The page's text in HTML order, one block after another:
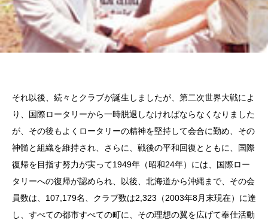
それ以後、続々とクラブが誕生しましたが、第二次世界大戦によ
り、国際ロータリーから一時脱退しなければならなくなりました
が、その後もよくロータリーの精神を堅持して会合に勤め、その
神髄と組織を維持され、さらに、戦後の平和回復とともに、国際
復帰を目指す努力が実って1949年（昭和24年）には、国際ロー
タリーへの復帰が認められ、以後、北海道から沖縄まで、その会
員数は、107,179名、クラブ数は2,323（2003年8月末現在）に達
し、すべての都市すべての町に、その理想の翼を広げて奉仕活動